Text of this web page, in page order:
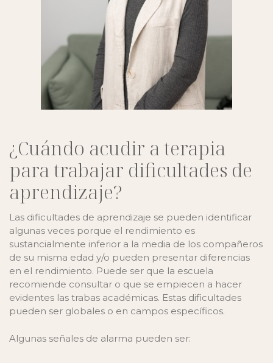
¿Cuándo acudir a terapia
para trabajar dificultades de
aprendizaje?
Las dificultades de aprendizaje se pueden identificar
algunas veces porque el rendimiento es
sustancialmente inferior a la media de los compañeros
de su misma edad y/o pueden presentar diferencias
en el rendimiento. Puede ser que la escuela
recomiende consultar o que se empiecen a hacer
evidentes las trabas académicas. Estas dificultades
pueden ser globales o en campos específicos.
Algunas señales de alarma pueden ser: